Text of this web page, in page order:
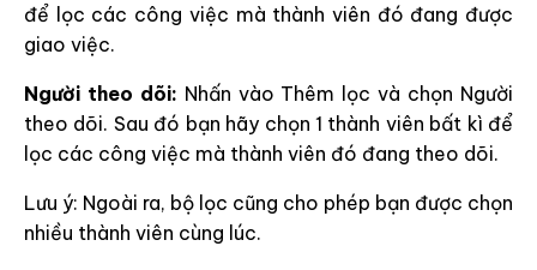
để lọc các công việc mà thành viên đó đang được
giao việc.
Người theo dõi: Nhấn vào Thêm lọc và chọn Người
theo dõi. Sau đó bạn hãy chọn 1 thành viên bất kì để
lọc các công việc mà thành viên đó đang theo dõi.
Lưu ý: Ngoài ra, bộ lọc cũng cho phép bạn được chọn
nhiều thành viên cùng lúc.